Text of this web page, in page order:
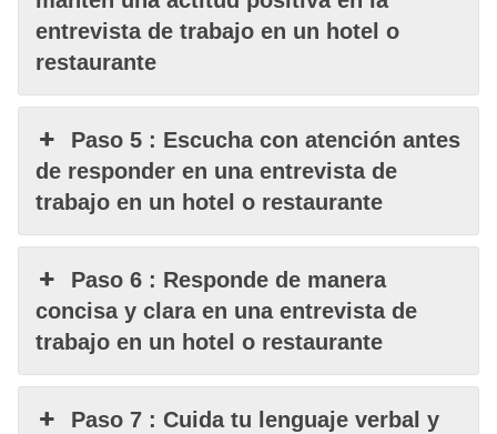
entrevista de trabajo en un hotel o
restaurante
Paso 5 : Escucha con atención antes
de responder en una entrevista de
trabajo en un hotel o restaurante
Paso 6 : Responde de manera
concisa y clara en una entrevista de
trabajo en un hotel o restaurante
Paso 7 : Cuida tu lenguaje verbal y